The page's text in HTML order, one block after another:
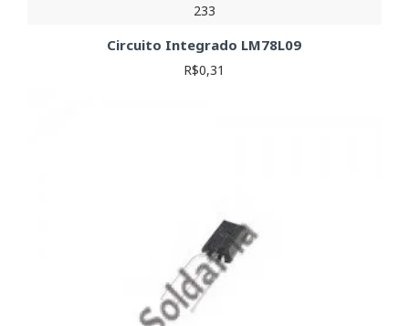
233
Circuito Integrado LM78L09
R$0,31